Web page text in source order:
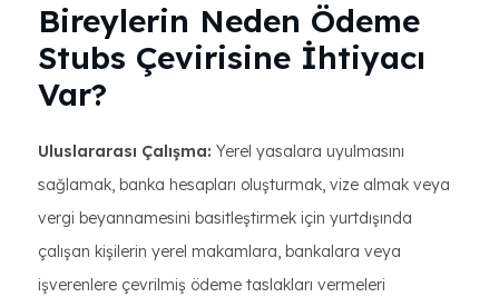
Bireylerin Neden Ödeme
Stubs Çevirisine İhtiyacı
Var?
Uluslararası Çalışma: Yerel yasalara uyulmasını
sağlamak, banka hesapları oluşturmak, vize almak veya
vergi beyannamesini basitleştirmek için yurtdışında
çalışan kişilerin yerel makamlara, bankalara veya
işverenlere çevrilmiş ödeme taslakları vermeleri